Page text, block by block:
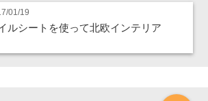
01/19
ルシートを使って北欧インテリア